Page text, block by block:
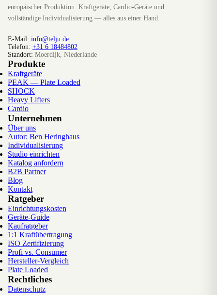
europäischer Produktion. Kraftgeräte, Cardio-Geräte und
vollständige Individualisierung — alles aus einer Hand.
E-Mail: info@telju.de
Telefon: +31 6 18484802
Standort: Moerdijk, Niederlande
Produkte
Kraftgeräte
PEAK — Plate Loaded
SHOCK
Heavy Lifters
Cardio
Unternehmen
Über uns
Autor: Ben Heringhaus
Individualisierung
Studio einrichten
Katalog anfordern
B2B Partner
Blog
Kontakt
Ratgeber
Einrichtungskosten
Geräte-Guide
Kaufratgeber
1:1 Kraftübertragung
ISO Zertifizierung
Profi vs. Consumer
Hersteller-Vergleich
Plate Loaded
Rechtliches
Datenschutz